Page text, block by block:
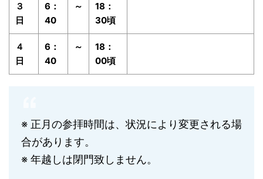
３
日
6：
40
～
18：
30頃
４
日
6：
40
～
18：
00頃
※ 正月の参拝時間は、状況により変更される場
合があります。
※ 年越しは閉門致しません。